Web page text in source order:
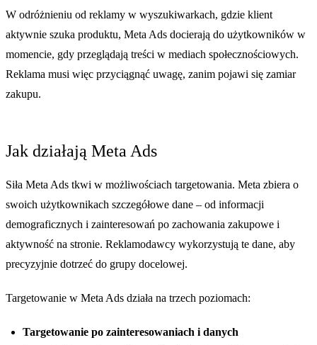
W odróżnieniu od reklamy w wyszukiwarkach, gdzie klient
aktywnie szuka produktu, Meta Ads docierają do użytkowników w
momencie, gdy przeglądają treści w mediach społecznościowych.
Reklama musi więc przyciągnąć uwagę, zanim pojawi się zamiar
zakupu.
Jak działają Meta Ads
Siła Meta Ads tkwi w możliwościach targetowania. Meta zbiera o
swoich użytkownikach szczegółowe dane – od informacji
demograficznych i zainteresowań po zachowania zakupowe i
aktywność na stronie. Reklamodawcy wykorzystują te dane, aby
precyzyjnie dotrzeć do grupy docelowej.
Targetowanie w Meta Ads działa na trzech poziomach:
Targetowanie po zainteresowaniach i danych